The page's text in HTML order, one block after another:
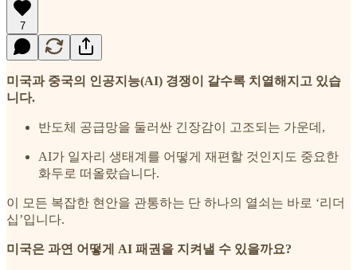
7
미국과 중국의 인공지능(AI) 경쟁이 갈수록 치열해지고 있습
니다.
반도체 공급망을 둘러싼 긴장감이 고조되는 가운데,
AI가 일자리 생태계를 어떻게 재편할 것인지도 중요한
화두로 떠올랐습니다.
이 모든 복잡한 현안을 관통하는 단 하나의 열쇠는 바로 ‘리더
십’입니다.
미국은 과연 어떻게 AI 패권을 지켜낼 수 있을까요?